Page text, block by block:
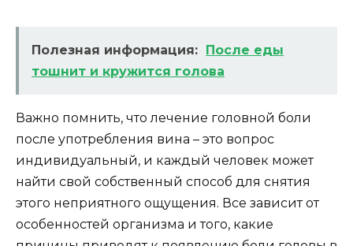
Полезная информация: После еды
тошнит и кружится голова
Важно помнить, что лечение головной боли
после употребления вина – это вопрос
индивидуальный, и каждый человек может
найти свой собственный способ для снятия
этого неприятного ощущения. Все зависит от
особенностей организма и того, какие